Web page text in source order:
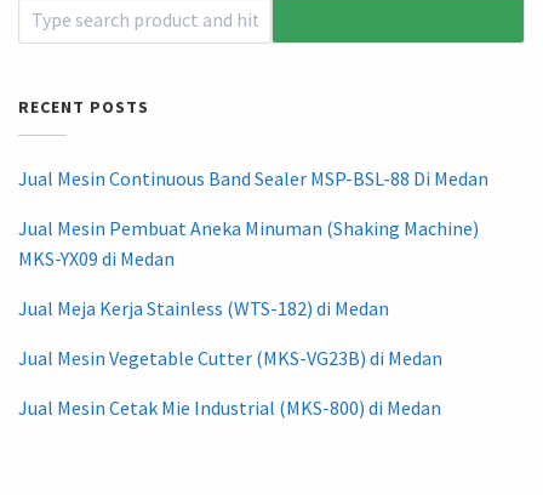
RECENT POSTS
Jual Mesin Continuous Band Sealer MSP-BSL-88 Di Medan
Jual Mesin Pembuat Aneka Minuman (Shaking Machine)
MKS-YX09 di Medan
Jual Meja Kerja Stainless (WTS-182) di Medan
Jual Mesin Vegetable Cutter (MKS-VG23B) di Medan
Jual Mesin Cetak Mie Industrial (MKS-800) di Medan